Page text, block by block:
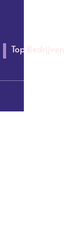
Top Bedrijven